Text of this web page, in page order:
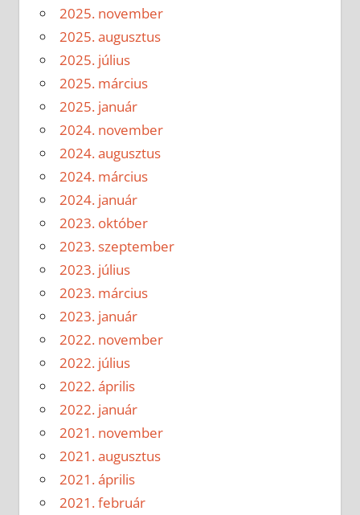
2025. november
2025. augusztus
2025. július
2025. március
2025. január
2024. november
2024. augusztus
2024. március
2024. január
2023. október
2023. szeptember
2023. július
2023. március
2023. január
2022. november
2022. július
2022. április
2022. január
2021. november
2021. augusztus
2021. április
2021. február